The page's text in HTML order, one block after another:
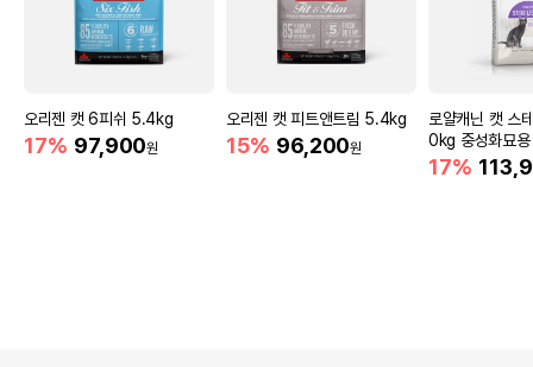
오리젠 캣 6피쉬 5.4kg
17% 97,900원
오리젠 캣 피트앤트림 5.4kg
15% 96,200원
로얄캐닌 캣 스
0kg 중성화묘용
17%